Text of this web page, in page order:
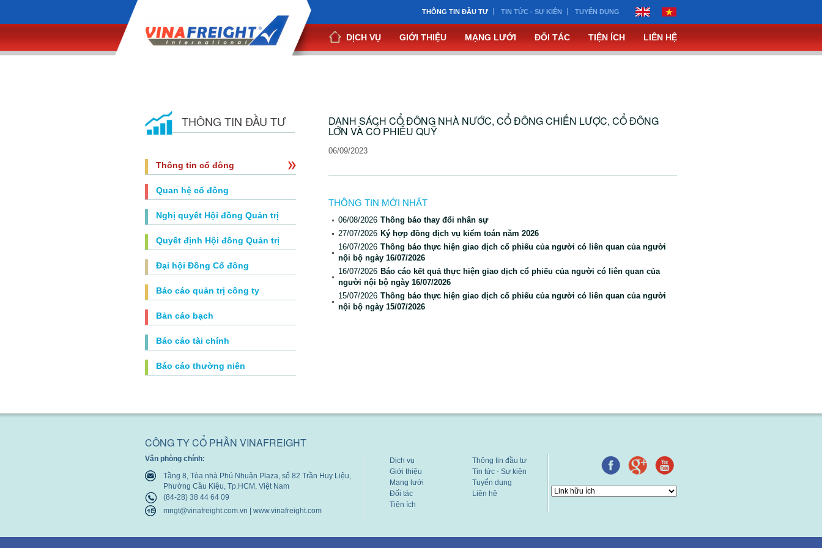
THÔNG TIN ĐẦU TƯ TIN TỨC - SỰ KIỆN TUYỂN DỤNG
DỊCH VỤ GIỚI THIỆU MẠNG LƯỚI ĐỐI TÁC TIỆN ÍCH LIÊN HỆ
THÔNG TIN ĐẦU TƯ
Thông tin cổ đông
Quan hệ cổ đông
Nghị quyết Hội đồng Quản trị
Quyết định Hội đồng Quản trị
Đại hội Đồng Cổ đông
Báo cáo quản trị công ty
Bản cáo bạch
Báo cáo tài chính
Báo cáo thường niên
DANH SÁCH CỔ ĐÔNG NHÀ NƯỚC, CỔ ĐÔNG CHIẾN LƯỢC, CỔ ĐÔNG
LỚN VÀ CỔ PHIẾU QUỸ
06/09/2023
THÔNG TIN MỚI NHẤT
06/08/2026 Thông báo thay đổi nhân sự
27/07/2026 Ký hợp đồng dịch vụ kiểm toán năm 2026
16/07/2026 Thông báo thực hiện giao dịch cổ phiếu của người có liên quan của người
nội bộ ngày 16/07/2026
16/07/2026 Báo cáo kết quả thực hiện giao dịch cổ phiếu của người có liên quan của
người nội bộ ngày 16/07/2026
15/07/2026 Thông báo thực hiện giao dịch cổ phiếu của người có liên quan của người
nội bộ ngày 15/07/2026
CÔNG TY CỔ PHẦN VINAFREIGHT
Văn phòng chính:
Tầng 8, Tòa nhà Phú Nhuận Plaza, số 82 Trần Huy Liệu,
Phường Cầu Kiệu, Tp.HCM, Việt Nam
(84-28) 38 44 64 09
mngt@vinafreight.com.vn | www.vinafreight.com
Dịch vụ
Giới thiệu
Mạng lưới
Đối tác
Tiện ích
Thông tin đầu tư
Tin tức - Sự kiện
Tuyển dụng
Liên hệ